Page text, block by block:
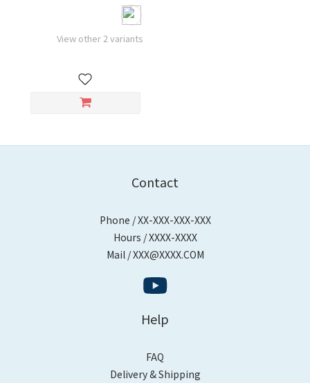
View other 2 variants
Contact
Phone / XX-XXX-XXX-XXX
Hours / XXXX-XXXX
Mail / XXX@XXXX.COM
Help
FAQ
Delivery & Shipping